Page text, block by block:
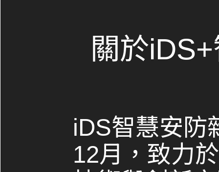
關於
iDS智慧安防
12月，致力